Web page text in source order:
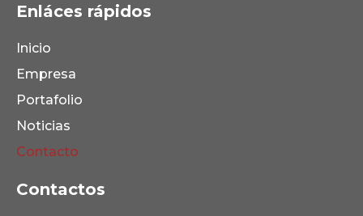
Enláces rápidos
Inicio
Empresa
Portafolio
Noticias
Contacto
Contactos